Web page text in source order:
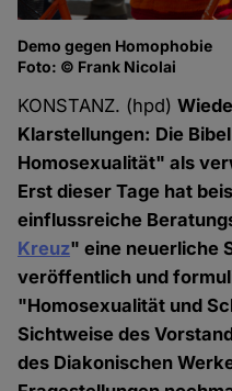
Demo gegen Homophobie
Foto: © Frank Nicolai
KONSTANZ. (hpd)
Klarstellungen: Die
Homosexualität" als
Erst dieser Tage hat
einflussreiche
Kreuz" eine neuerliche
veröffentlich und
"Homosexualität und
Sichtweise des
des Diakonischen